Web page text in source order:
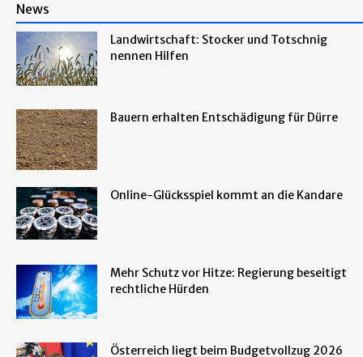
News
Landwirtschaft: Stocker und Totschnig
nennen Hilfen
Bauern erhalten Entschädigung für Dürre
Online-Glücksspiel kommt an die Kandare
Mehr Schutz vor Hitze: Regierung beseitigt
rechtliche Hürden
Österreich liegt beim Budgetvollzug 2026